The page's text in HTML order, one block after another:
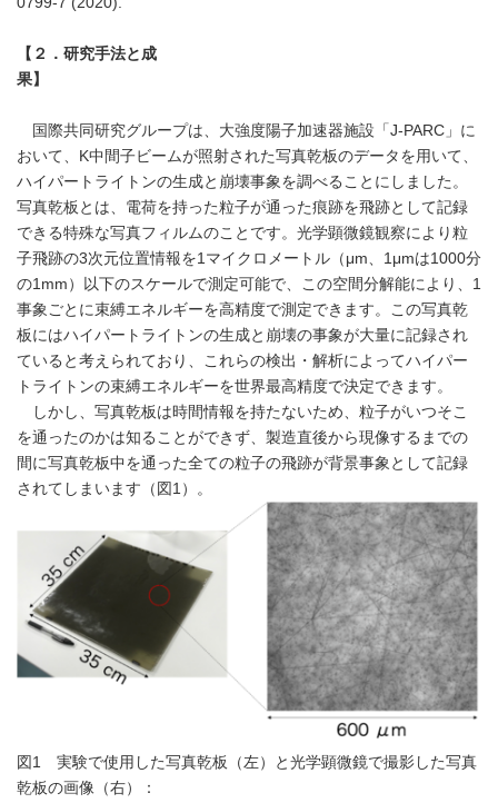
【２．研究手法と成
果】
国際共同研究グループは、大強度陽子加速器施設「J-PARC」に
おいて、K中間子ビームが照射された写真乾板のデータを用いて、
ハイパートライトンの生成と崩壊事象を調べることにしました。
写真乾板とは、電荷を持った粒子が通った痕跡を飛跡として記録
できる特殊な写真フィルムのことです。光学顕微鏡観察により粒
子飛跡の3次元位置情報を1マイクロメートル（μm、1μmは1000分
の1mm）以下のスケールで測定可能で、この空間分解能により、1
事象ごとに束縛エネルギーを高精度で測定できます。この写真乾
板にはハイパートライトンの生成と崩壊の事象が大量に記録され
ていると考えられており、これらの検出・解析によってハイパー
トライトンの束縛エネルギーを世界最高精度で決定できます。
しかし、写真乾板は時間情報を持たないため、粒子がいつそこ
を通ったのかは知ることができず、製造直後から現像するまでの
間に写真乾板中を通った全ての粒子の飛跡が背景事象として記録
されてしまいます（図1）。
図1 実験で使用した写真乾板（左）と光学顕微鏡で撮影した写真
乾板の画像（右）：